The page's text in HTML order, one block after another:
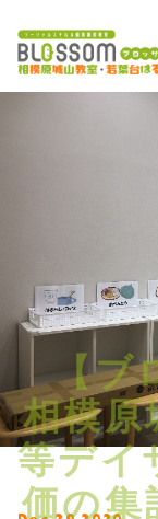
【ブ
相模原
等デイ
価の集